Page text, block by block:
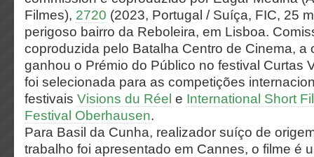
Filmes), 2720 (2023, Portugal / Suíça, FIC, 25
perigoso bairro da Reboleira, em Lisboa.
coproduzida pelo Batalha Centro de Cinema, a
ganhou o Prémio do Público no festival Curtas
foi selecionada para as competições
festivais Visions du Réel e International Short
Festival Oberhausen.
Para Basil da Cunha, realizador suíço de
trabalho foi apresentado em Cannes, o filme é